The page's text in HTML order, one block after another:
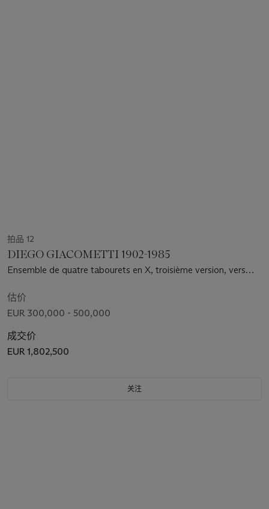
拍品 12
DIEGO GIACOMETTI 1902-1985
Ensemble de quatre tabourets en X, troisième version, vers
估价
EUR 300,000 - 500,000
成交价
EUR 1,802,500
关注